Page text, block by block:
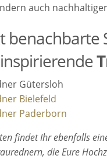
auch
benachbarte
Gütersloh
Bielefeld
Paderborn
findet Ihr ebenfalls
die Eure